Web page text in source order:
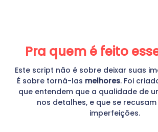
Pra quem é feito
Este script não é sobre deixar suas
É sobre torná-las melhores. Foi
que entendem que a qualidade de
nos detalhes, e que se
imperfeições.